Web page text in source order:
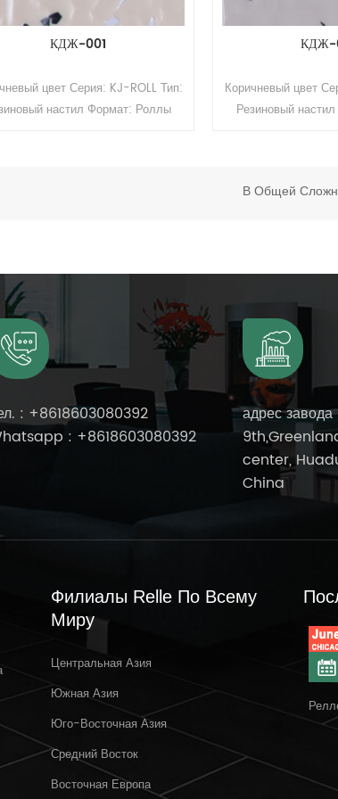
КДЖ-001
цвет Серия: KJ-ROLL Тип:
настил Формат: Роллы
КДЖ-
Коричневый цвет
Резиновый
В Общей
: +8618603080392
: +8618603080392
адрес
center,
China
Филиалы Relle По Всему
Миру
Центральная Азия
Южная Азия
Юго-Восточная Азия
Средний Восток
Восточная Европа
на выставку
Москва, Россия,
Релле на NeoCon 11.06.2025